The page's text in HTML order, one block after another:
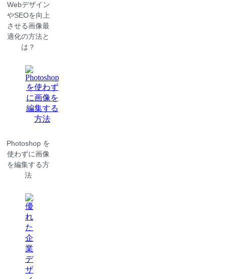
Webデザイン
やSEOを向上
させる画像最
適化の方法と
は？
Photoshop を
使わずに画像
を編集する方
法